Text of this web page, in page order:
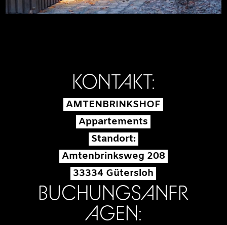
KONTAKT:
AMTENBRINKSHOF
Appartements
Standort:
Amtenbrinksweg 208
33334 Gütersloh
BUCHUNGSANFR
AGEN: